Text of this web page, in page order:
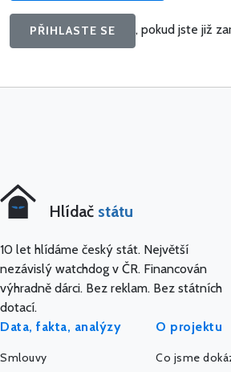
PŘIHLASTE SE , pokud jste již
Hlídač státu
10 let hlídáme český stát. Největší
nezávislý watchdog v ČR. Financován
výhradně dárci. Bez reklam. Bez státních
dotací.
Data, fakta, analýzy
Smlouvy
O projektu
Co jsme